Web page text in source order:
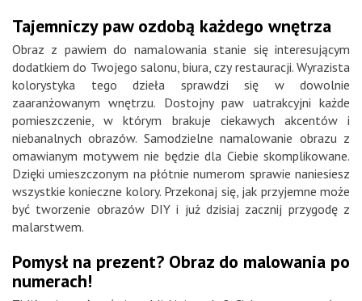
Tajemniczy paw ozdobą każdego wnętrza
Obraz z pawiem do namalowania stanie się interesującym
dodatkiem do Twojego salonu, biura, czy restauracji. Wyrazista
kolorystyka tego dzieła sprawdzi się w dowolnie
zaaranżowanym wnętrzu. Dostojny paw uatrakcyjni każde
pomieszczenie, w którym brakuje ciekawych akcentów i
niebanalnych obrazów. Samodzielne namalowanie obrazu z
omawianym motywem nie będzie dla Ciebie skomplikowane.
Dzięki umieszczonym na płótnie numerom sprawie naniesiesz
wszystkie konieczne kolory. Przekonaj się, jak przyjemne może
być tworzenie obrazów DIY i już dzisiaj zacznij przygodę z
malarstwem.
Pomysł na prezent? Obraz do malowania po
numerach!